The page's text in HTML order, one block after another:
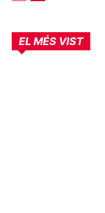
EL MÉS VIST